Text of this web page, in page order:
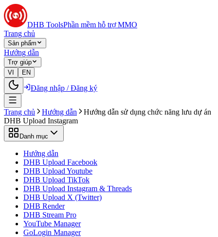
DHB ToolsPhần mềm hỗ trợ MMO
Trang chủ
Sản phẩm
Hướng dẫn
Trợ giúp
VI
EN
Đăng nhập / Đăng ký
Trang chủ Hướng dẫn
Hướng dẫn sử dụng chức năng lưu dự án
DHB Upload Instagram
Danh mục
Hướng dẫn
DHB Upload Facebook
DHB Upload Youtube
DHB Upload TikTok
DHB Upload Instagram & Threads
DHB Upload X (Twitter)
DHB Render
DHB Stream Pro
YouTube Manager
GoLogin Manager